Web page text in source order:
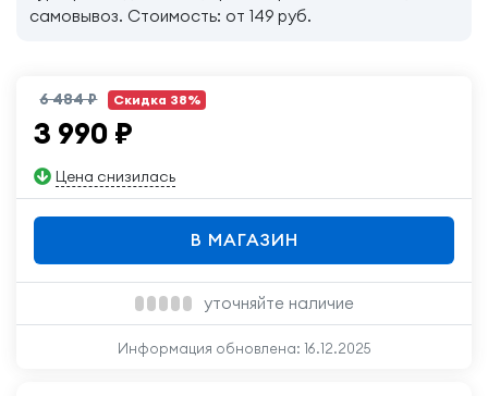
самовывоз. Стоимость: от 149 руб.
6 484 ₽ Скидка 38%
3 990 ₽
Цена снизилась
В МАГАЗИН
уточняйте наличие
Информация обновлена: 16.12.2025